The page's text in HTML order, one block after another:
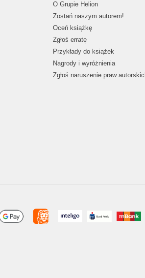
O Grupie Helion
Zostań naszym autorem!
Oceń książkę
Zgłoś erratę
Przykłady do książek
Nagrody i wyróżnienia
Zgłoś naruszenie praw